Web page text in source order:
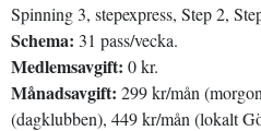
Spinning 3, stepexpress, Step 2,
Schema: 31 pass/vecka.
Medlemsavgift: 0 kr.
Månadsavgift: 299 kr/mån
(dagklubben), 449 kr/mån (lokalt